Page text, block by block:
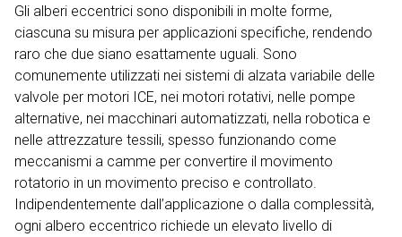
Gli alberi eccentrici sono disponibili in molte forme,
ciascuna su misura per applicazioni specifiche, rendendo
raro che due siano esattamente uguali. Sono
comunemente utilizzati nei sistemi di alzata variabile delle
valvole per motori ICE, nei motori rotativi, nelle pompe
alternative, nei macchinari automatizzati, nella robotica e
nelle attrezzature tessili, spesso funzionando come
meccanismi a camme per convertire il movimento
rotatorio in un movimento preciso e controllato.
Indipendentemente dall’applicazione o dalla complessità,
ogni albero eccentrico richiede un elevato livello di